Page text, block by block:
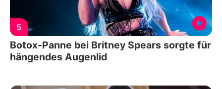
5
Botox-Panne bei Britney Spears sorgte für
hängendes Augenlid